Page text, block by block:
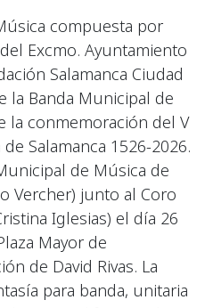
compuesta por
Excmo. Ayuntamiento
Salamanca Ciudad
la Banda Municipal de
la conmemoración del V
Salamanca 1526-2026.
de Música de
Vercher) junto al Coro
Iglesias) el día 26
Mayor de
de David Rivas. La
para banda, unitaria